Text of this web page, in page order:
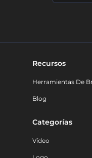
Recursos
Herramientas De
Blog
Categorías
Vídeo